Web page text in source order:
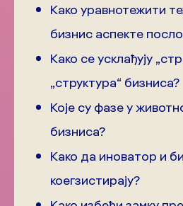
Како уравнотежити
бизнис аспекте
Како се усклађују
„структура“ бизниса?
Које су фазе у
бизниса?
Како да иноватор и
коегзистирају?